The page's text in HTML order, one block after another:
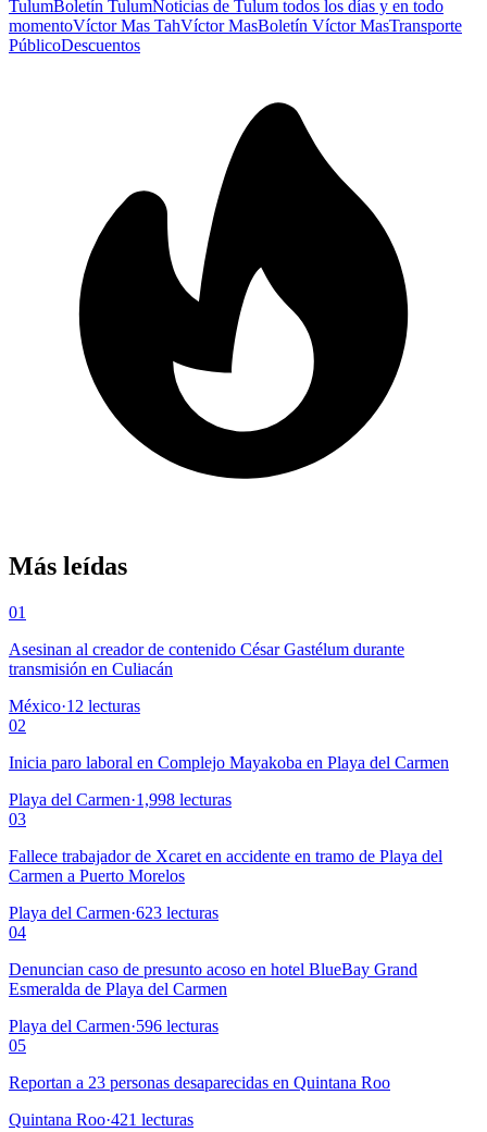
TulumBoletín TulumNoticias de Tulum todos los días y en todo
momentoVíctor Mas TahVíctor MasBoletín Víctor MasTransporte
PúblicoDescuentos
Más leídas
01
Asesinan al creador de contenido César Gastélum durante
transmisión en Culiacán
México·12 lecturas
02
Inicia paro laboral en Complejo Mayakoba en Playa del Carmen
Playa del Carmen·1,998 lecturas
03
Fallece trabajador de Xcaret en accidente en tramo de Playa del
Carmen a Puerto Morelos
Playa del Carmen·623 lecturas
04
Denuncian caso de presunto acoso en hotel BlueBay Grand
Esmeralda de Playa del Carmen
Playa del Carmen·596 lecturas
05
Reportan a 23 personas desaparecidas en Quintana Roo
Quintana Roo·421 lecturas